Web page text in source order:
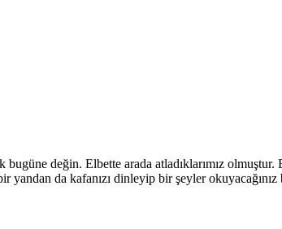
bugüne değin. Elbette arada atladıklarımız
yandan da kafanızı dinleyip bir şeyler